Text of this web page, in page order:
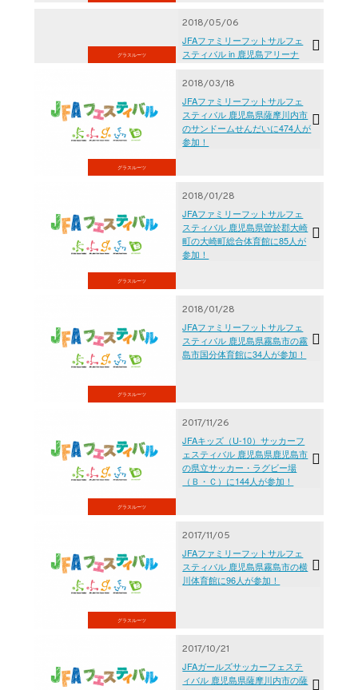
グラスルーツ
2018/05/06
JFAファミリーフットサルフェ
スティバル in 鹿児島アリーナ
グラスルーツ
2018/03/18
JFAファミリーフットサルフェ
スティバル 鹿児島県薩摩川内市
のサンドームせんだいに474人が
参加！
グラスルーツ
2018/01/28
JFAファミリーフットサルフェ
スティバル 鹿児島県曽於郡大崎
町の大崎町総合体育館に85人が
参加！
グラスルーツ
2018/01/28
JFAファミリーフットサルフェ
スティバル 鹿児島県霧島市の霧
島市国分体育館に34人が参加！
グラスルーツ
2017/11/26
JFAキッズ（U-10）サッカーフ
ェスティバル 鹿児島県鹿児島市
の県立サッカー・ラグビー場
（Ｂ・Ｃ）に144人が参加！
グラスルーツ
2017/11/05
JFAファミリーフットサルフェ
スティバル 鹿児島県霧島市の横
川体育館に96人が参加！
2017/10/21
JFAガールズサッカーフェステ
ィバル 鹿児島県薩摩川内市の薩